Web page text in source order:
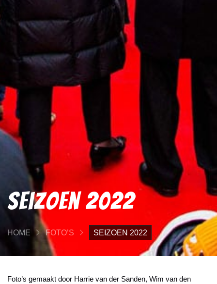
Seizoen 2022
HOME FOTO’S SEIZOEN 2022
Foto’s gemaakt door Harrie van der Sanden, Wim van den